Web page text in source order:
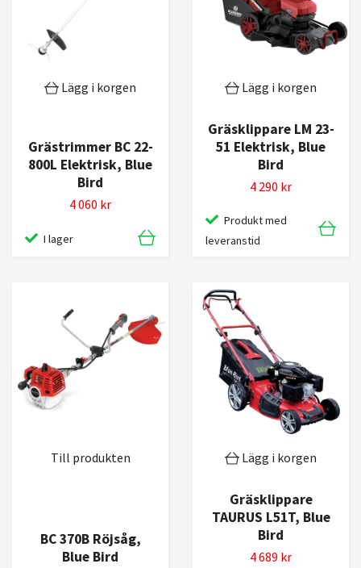
Lägg i korgen
Grästrimmer BC 22-
800L Elektrisk, Blue
Bird
4 060 kr
I lager
Lägg i korgen
Gräsklippare LM 23-
51 Elektrisk, Blue
Bird
4 290 kr
Produkt med
leveranstid
Till produkten
BC 370B Röjsåg,
Blue Bird
Lägg i korgen
Gräsklippare
TAURUS L51T, Blue
Bird
4 689 kr